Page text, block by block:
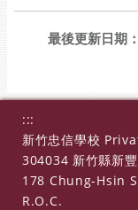
最後更新日期：
:::
新竹忠信學校
304034 新竹縣新
178 Chung-Hsin
R.O.C.